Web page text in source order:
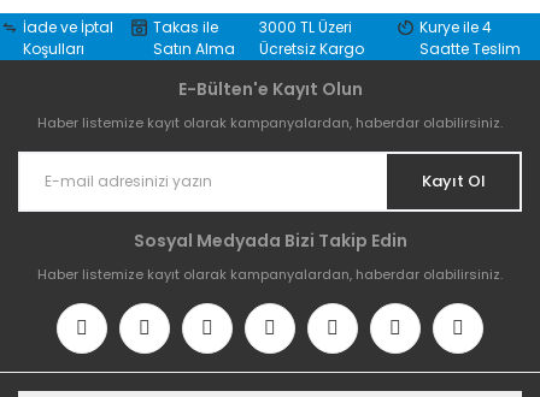
İade ve İptal
Koşulları
Takas ile
Satın Alma
3000 TL Üzeri
Ücretsiz Kargo
Kurye ile 4
Saatte Teslim
E-Bülten'e Kayıt Olun
Haber listemize kayıt olarak kampanyalardan, haberdar olabilirsiniz.
Kayıt Ol
Sosyal Medyada Bizi Takip Edin
Haber listemize kayıt olarak kampanyalardan, haberdar olabilirsiniz.